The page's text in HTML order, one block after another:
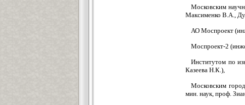
Московским
Максименко В.А.,
АО Моспроект
Моспроект-2
Институтом по
Казеева Н.К.),
Московским
мин. наук, проф.